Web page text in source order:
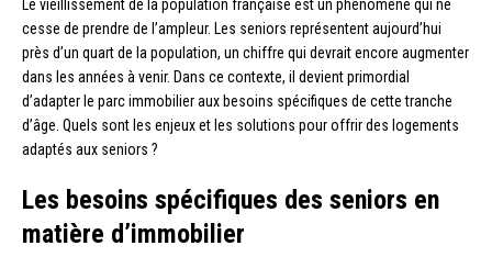
Le vieillissement de la population française est un phénomène qui ne
cesse de prendre de l’ampleur. Les seniors représentent aujourd’hui
près d’un quart de la population, un chiffre qui devrait encore augmenter
dans les années à venir. Dans ce contexte, il devient primordial
d’adapter le parc immobilier aux besoins spécifiques de cette tranche
d’âge. Quels sont les enjeux et les solutions pour offrir des logements
adaptés aux seniors ?
Les besoins spécifiques des seniors en
matière d’immobilier